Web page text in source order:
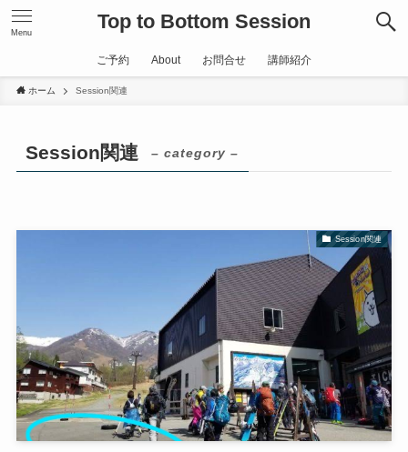
Top to Bottom Session
Menu
ご予約 About お問合せ 講師紹介
ホーム Session関連
Session関連 – category –
Session関連